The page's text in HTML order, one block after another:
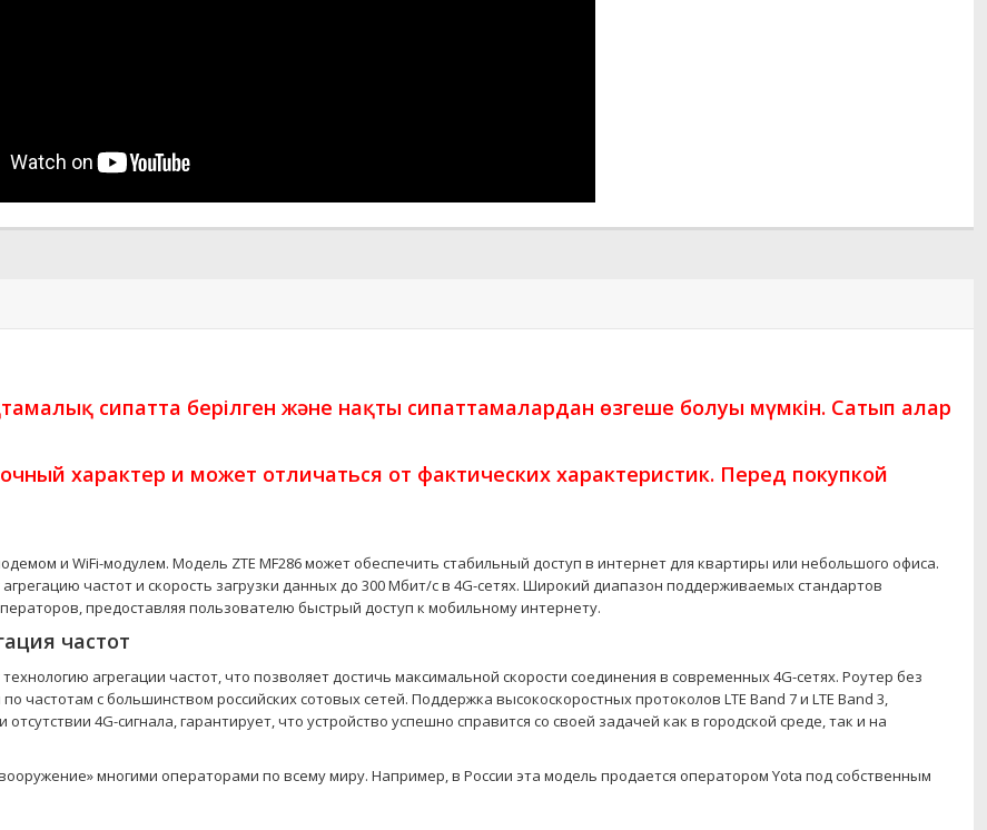
сипатта берілген және нақты сипаттамалардан өзгеше болуы мүмкін. Сатып алар
характер и может отличаться от фактических характеристик. Перед покупкой
и WiFi-модулем. Модель ZTE MF286 может обеспечить стабильный доступ в интернет для квартиры или небольшого офиса.
агрегацию частот и скорость загрузки данных до 300 Мбит/с в 4G-сетях. Широкий диапазон поддерживаемых стандартов
предоставляя пользователю быстрый доступ к мобильному интернету.
частот
агрегации частот, что позволяет достичь максимальной скорости соединения в современных 4G-сетях. Роутер без
с большинством российских сотовых сетей. Поддержка высокоскоростных протоколов LTE Band 7 и LTE Band 3,
4G-сигнала, гарантирует, что устройство успешно справится со своей задачей как в городской среде, так и на
многими операторами по всему миру. Например, в России эта модель продается оператором Yota под собственным